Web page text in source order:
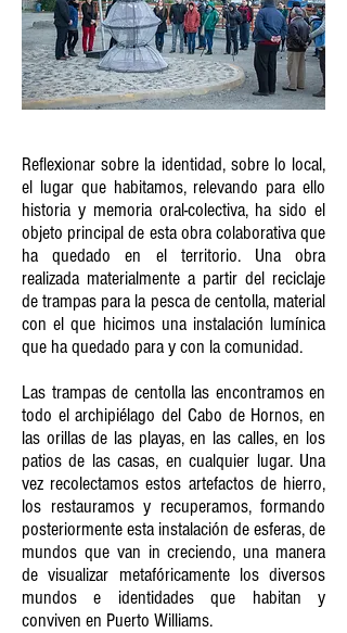
Reflexionar sobre la identidad, sobre lo local,
el lugar que habitamos, relevando para ello
historia y memoria oral-colectiva, ha sido el
objeto principal de esta obra colaborativa que
ha quedado en el territorio. Una obra
realizada materialmente a partir del reciclaje
de trampas para la pesca de centolla, material
con el que hicimos una instalación lumínica
que ha quedado para y con la comunidad.
Las trampas de centolla las encontramos en
todo el archipiélago del Cabo de Hornos, en
las orillas de las playas, en las calles, en los
patios de las casas, en cualquier lugar. Una
vez recolectamos estos artefactos de hierro,
los restauramos y recuperamos, formando
posteriormente esta instalación de esferas, de
mundos que van in creciendo, una manera
de visualizar metafóricamente los diversos
mundos e identidades que habitan y
conviven en Puerto Williams.